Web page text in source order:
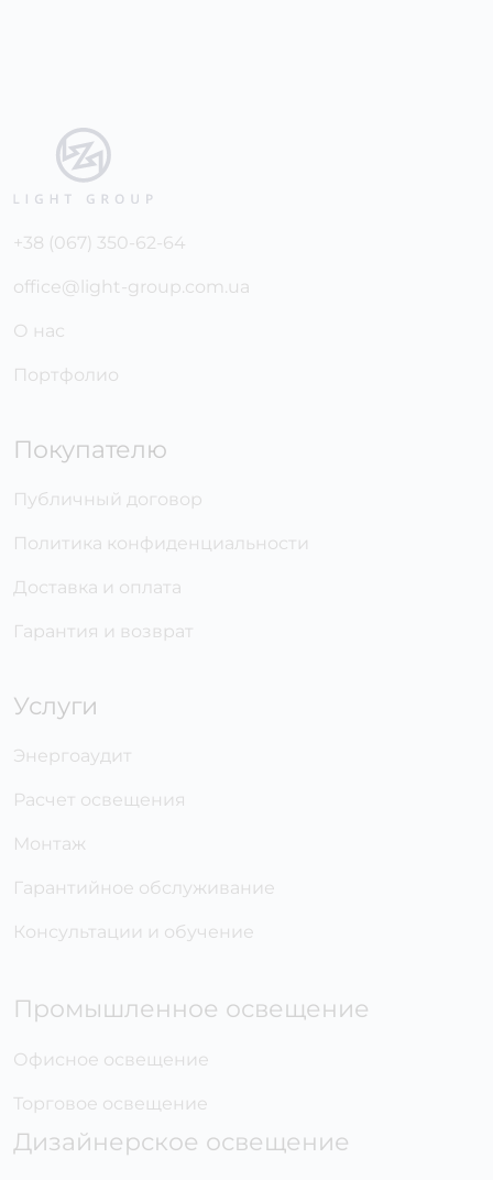
+38 (067) 350-62-64
office@light-group.com.ua
О нас
Портфолио
Покупателю
Публичный договор
Политика конфиденциальности
Доставка и оплата
Гарантия и возврат
Услуги
Энергоаудит
Расчет освещения
Монтаж
Гарантийное обслуживание
Консультации и обучение
Промышленное освещение
Офисное освещение
Торговое освещение
Дизайнерское освещение